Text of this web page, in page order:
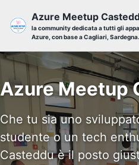
Azure Meetup
la community dedicata a tutti gli
Azure, con base a Cagliari, Sardegna.
Azure Meetup
Che tu sia uno
studente o un tech
Casteddu è il posto